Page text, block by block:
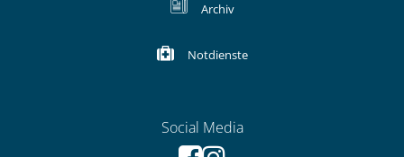
Archiv
Notdienste
Social Media